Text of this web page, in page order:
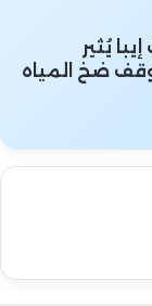
يُثير
ضخ المياه